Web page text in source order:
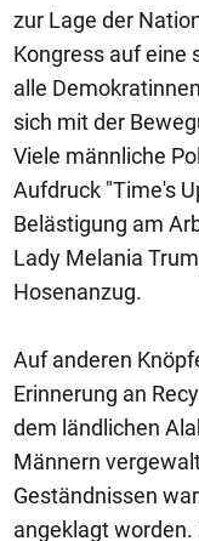
zur Lage der
Kongress auf eine
alle
sich mit der
Viele männliche
Aufdruck "Time's
Belästigung am
Lady Melania
Hosenanzug.
Auf anderen
Erinnerung an
dem ländlichen
Männern
Geständnissen
angeklagt worden.